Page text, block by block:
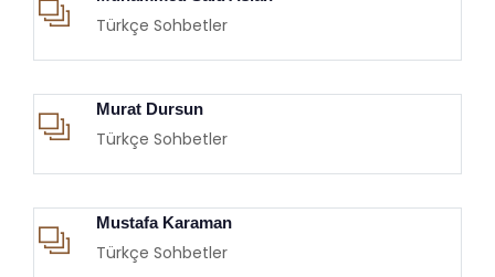
Türkçe Sohbetler
Murat Dursun
Türkçe Sohbetler
Mustafa Karaman
Türkçe Sohbetler